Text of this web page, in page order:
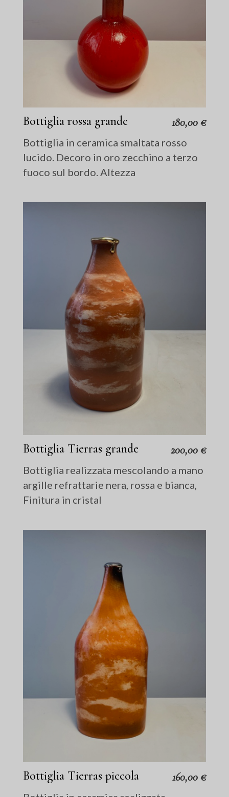
Bottiglia rossa grande 180,00 €
Bottiglia in ceramica smaltata rosso
lucido. Decoro in oro zecchino a terzo
fuoco sul bordo. Altezza
Bottiglia Tierras grande 200,00 €
Bottiglia realizzata mescolando a mano
argille refrattarie nera, rossa e bianca,
Finitura in cristal
Bottiglia Tierras piccola 160,00 €